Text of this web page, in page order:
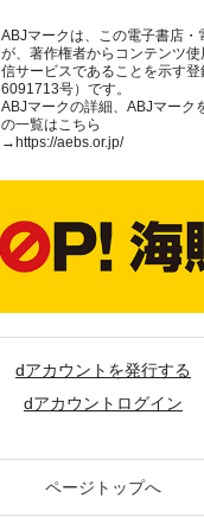
ABJマークは、この電子書店・
が、著作権者からコンテンツ
信サービスであることを示す
6091713号）です。
ABJマークの詳細、ABJマーク
の一覧はこちら
→ https://aebs.or.jp/
dアカウントを発行する
dアカウントログイン
ページトップへ